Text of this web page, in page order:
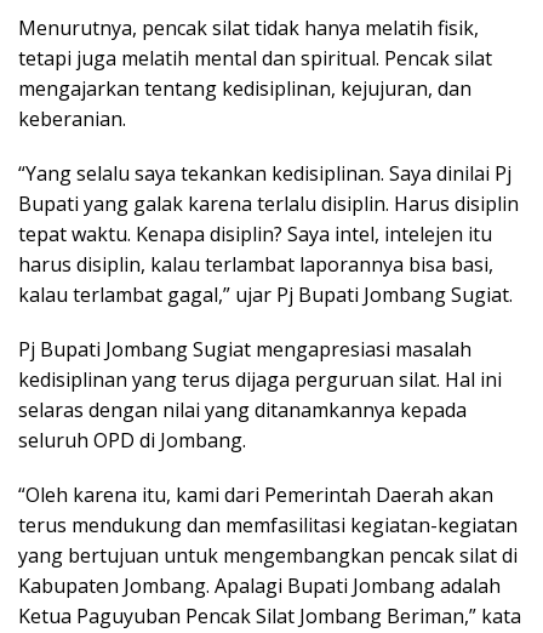
Menurutnya, pencak silat tidak hanya melatih fisik,
tetapi juga melatih mental dan spiritual. Pencak silat
mengajarkan tentang kedisiplinan, kejujuran, dan
keberanian.
“Yang selalu saya tekankan kedisiplinan. Saya dinilai Pj
Bupati yang galak karena terlalu disiplin. Harus disiplin
tepat waktu. Kenapa disiplin? Saya intel, intelejen itu
harus disiplin, kalau terlambat laporannya bisa basi,
kalau terlambat gagal,” ujar Pj Bupati Jombang Sugiat.
Pj Bupati Jombang Sugiat mengapresiasi masalah
kedisiplinan yang terus dijaga perguruan silat. Hal ini
selaras dengan nilai yang ditanamkannya kepada
seluruh OPD di Jombang.
“Oleh karena itu, kami dari Pemerintah Daerah akan
terus mendukung dan memfasilitasi kegiatan-kegiatan
yang bertujuan untuk mengembangkan pencak silat di
Kabupaten Jombang. Apalagi Bupati Jombang adalah
Ketua Paguyuban Pencak Silat Jombang Beriman,” kata